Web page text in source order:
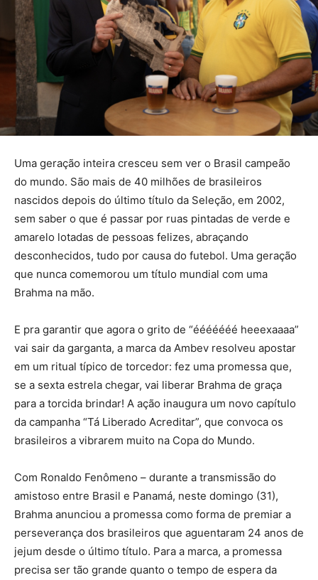
Uma geração inteira cresceu sem ver o Brasil campeão
do mundo. São mais de 40 milhões de brasileiros
nascidos depois do último título da Seleção, em 2002,
sem saber o que é passar por ruas pintadas de verde e
amarelo lotadas de pessoas felizes, abraçando
desconhecidos, tudo por causa do futebol. Uma geração
que nunca comemorou um título mundial com uma
Brahma na mão.
E pra garantir que agora o grito de “ééééééé heeexaaaa”
vai sair da garganta, a marca da Ambev resolveu apostar
em um ritual típico de torcedor: fez uma promessa que,
se a sexta estrela chegar, vai liberar Brahma de graça
para a torcida brindar! A ação inaugura um novo capítulo
da campanha “Tá Liberado Acreditar”, que convoca os
brasileiros a vibrarem muito na Copa do Mundo.
Com Ronaldo Fenômeno – durante a transmissão do
amistoso entre Brasil e Panamá, neste domingo (31),
Brahma anunciou a promessa como forma de premiar a
perseverança dos brasileiros que aguentaram 24 anos de
jejum desde o último título. Para a marca, a promessa
precisa ser tão grande quanto o tempo de espera da